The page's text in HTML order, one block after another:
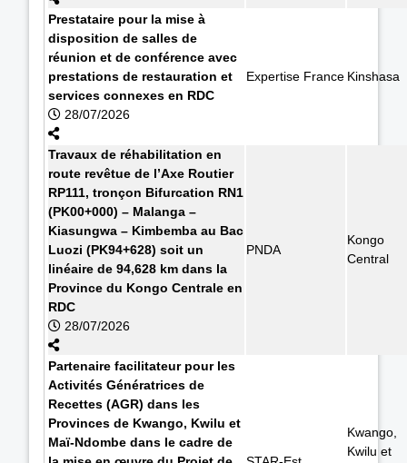
Prestataire pour la mise à
disposition de salles de
réunion et de conférence avec
prestations de restauration et
services connexes en RDC
28/07/2026
Expertise France Kinshasa
Travaux de réhabilitation en
route revêtue de l’Axe Routier
RP111, tronçon Bifurcation RN1
(PK00+000) – Malanga –
Kiasungwa – Kimbemba au Bac
Luozi (PK94+628) soit un
linéaire de 94,628 km dans la
Province du Kongo Centrale en
RDC
28/07/2026
PNDA
Kongo
Central
Partenaire facilitateur pour les
Activités Génératrices de
Recettes (AGR) dans les
Provinces de Kwango, Kwilu et
Maï-Ndombe dans le cadre de
Kwango,
Kwilu et